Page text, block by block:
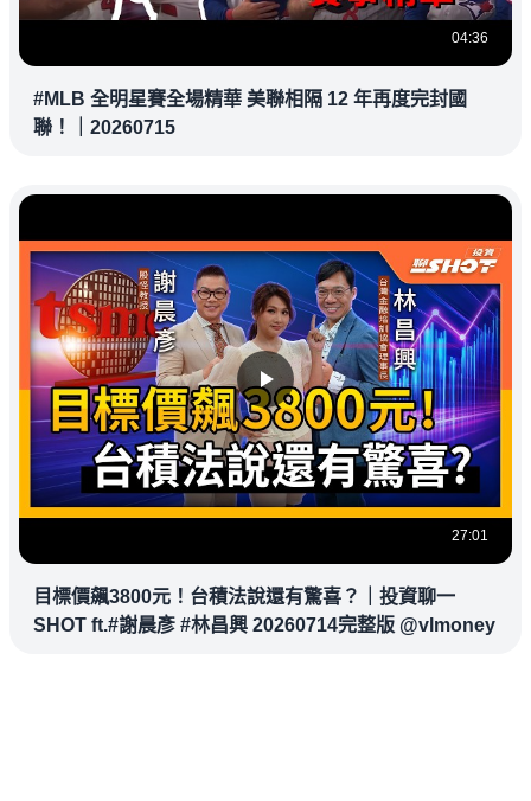
04:36
#MLB 全明星賽全場精華 美聯相隔 12 年再度完封國
聯！｜20260715
27:01
目標價飆3800元！台積法說還有驚喜？｜投資聊一
SHOT ft.#謝晨彥 #林昌興 20260714完整版 @vlmoney